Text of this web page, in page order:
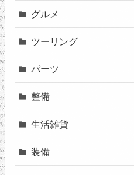
グルメ
ツーリング
パーツ
整備
生活雑貨
装備